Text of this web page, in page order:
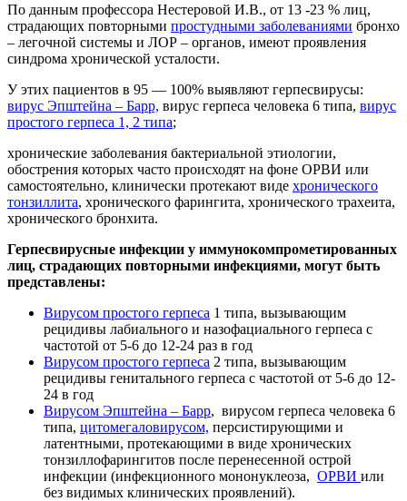
По данным профессора Нестеровой И.В., от 13 -23 % лиц,
страдающих повторными простудными заболеваниями бронхо
– легочной системы и ЛОР – органов, имеют проявления
синдрома хронической усталости.
У этих пациентов в 95 — 100% выявляют герпесвирусы:
вирус Эпштейна – Барр, вирус герпеса человека 6 типа, вирус
простого герпеса 1, 2 типа;
хронические заболевания бактериальной этиологии,
обострения которых часто происходят на фоне ОРВИ или
самостоятельно, клинически протекают виде хронического
тонзиллита, хронического фарингита, хронического трахеита,
хронического бронхита.
Герпесвирусные инфекции у иммунокомпрометированных
лиц, страдающих повторными инфекциями, могут быть
представлены:
Вирусом простого герпеса 1 типа, вызывающим
рецидивы лабиального и назофациального герпеса с
частотой от 5-6 до 12-24 раз в год
Вирусом простого герпеса 2 типа, вызывающим
рецидивы генитального герпеса с частотой от 5-6 до 12-
24 в год
Вирусом Эпштейна – Барр, вирусом герпеса человека 6
типа, цитомегаловирусом, персистирующими и
латентными, протекающими в виде хронических
тонзиллофарингитов после перенесенной острой
инфекции (инфекционного мононуклеоза, ОРВИ или
без видимых клинических проявлений).